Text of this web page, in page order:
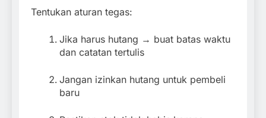
Tentukan aturan tegas:
Jika harus hutang → buat batas waktu
dan catatan tertulis
Jangan izinkan hutang untuk pembeli
baru